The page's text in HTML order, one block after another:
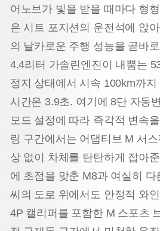
어노브가 빛을 받을 때마다 형
은 시트 포지션의 운전석에 앉
의 날카로운 주행 성능을 곧바
4.4리터 가솔린엔진이 내뿜는
정지 상태에서 시속 100km까
시간은 3.9초. 여기에 8단 자동
모드 설정에 따라 즉각적 변속
링 구간에서는 어댑티브 M 서
상 없이 차체를 탄탄하게 잡아
에 초점을 맞춘 M8과 여실히
씨의 도로 위에서도 안정적 와
4P 캘리퍼를 포함한 M 스포츠